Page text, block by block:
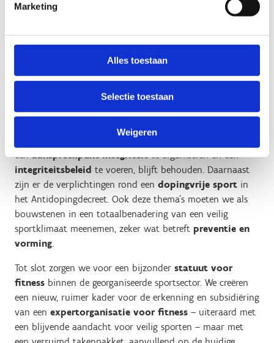
Marketing
Alles toestaan
Selectie toestaan
Weigeren
Deze organisatie zal sportorganisaties ondersteunen in de
sensibiliseren en informeren. Eenoverkoepelend
voor de sportsector, dat we ook structureel
grensoverschrijdend gedrag en doping afhandelen.
De bestaande verplichtingen voor erkende sportfederaties
en organisaties voor de sportieve vrijetijdsbesteding om
eenaanspreekpunt integriteit te organiseren en een
integriteitsbeleid te voeren, blijft behouden. Daarnaast
zijn er de verplichtingen rond een dopingvrije sport in
het Antidopingdecreet. Ook deze thema’s moeten we als
bouwstenen in een totaalbenadering van een veilig
sportklimaat meenemen, zeker wat betreft preventie en
vorming.
Tot slot zorgen we voor een bijzonder statuut voor
fitness binnen de georganiseerde sportsector. We creëren
een nieuw, ruimer kader voor de erkenning en subsidiëring
van een expertorganisatie voor fitness – uiteraard met
een blijvende aandacht voor veilig sporten – maar met